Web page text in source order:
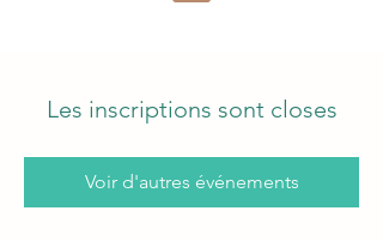
Les inscriptions sont closes
Voir d'autres événements